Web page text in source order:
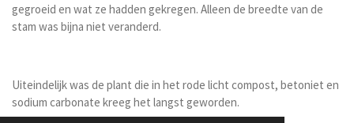
gegroeid en wat ze hadden gekregen. Alleen de breedte van de
stam was bijna niet veranderd.
Uiteindelijk was de plant die in het rode licht compost, betoniet en
sodium carbonate kreeg het langst geworden.